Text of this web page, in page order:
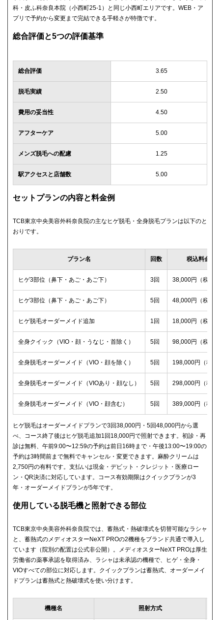
科・皮ふ科奈良本院（小西町25-1）と同じ小西町エリアです。WEB・ア
プリで予約から変更まで完結できる手軽さが特徴です。
総合評価と5つの評価基準
総合評価 3.65
脱毛実績 2.50
費用の妥当性 4.50
アフターケア 5.00
メンズ脱毛への配慮 1.25
駅アクセスと店舗数 5.00
セットプランの内容と料金例
TCB東京中央美容外科奈良院の主なヒゲ脱毛・全身脱毛プランは以下のと
おりです。
プラン名 回数 税込料金
ヒゲ3部位（鼻下・あご・あご下） 3回 38,000円（税込）
ヒゲ3部位（鼻下・あご・あご下） 5回 48,000円（税込）
ヒゲ脱毛オーダーメイド追加 1回 18,000円（税込）
全身クイック（VIO・顔・うなじ・首除く） 5回 98,000円（税込）
全身脱毛オーダーメイド（VIO・顔を除く） 5回 198,000円（税込
全身脱毛オーダーメイド（VIOあり・顔なし） 5回 298,000円（税込
全身脱毛オーダーメイド（VIO・顔含む） 5回 389,000円（税込
ヒゲ脱毛はオーダーメイドプランで3回38,000円・5回48,000円から選
べ、コース終了後はヒゲ脱毛追加1回18,000円で照射できます。初診・再
診は無料、午前9:00〜12:59の予約は前日16時まで・午後13:00〜19:00の
予約は3時間前まで無料でキャンセル・変更できます。麻酔クリームは
2,750円の有料です。支払いは現金・デビット・クレジット・医療ロー
ン・QR決済に対応しています。コース有効期限はクイックプランが3
年・オーダーメイドプランが5年です。
使用している脱毛機と照射できる部位
TCB東京中央美容外科奈良院では、蓄熱式・熱破壊式を切替可能なラシャ
と、蓄熱式のメディオスターNeXT PROの2機種をブランド共通で導入し
ています（院別の配置は公式非公開）。メディオスターNeXT PROは厚生
労働省の薬事承認を取得済み、ラシャは未承認の機種で、ヒゲ・全身・
VIOすべての部位に対応します。クイックプランは蓄熱式、オーダーメイ
ドプランは蓄熱式と熱破壊式を使い分けます。
機種名 照射方式